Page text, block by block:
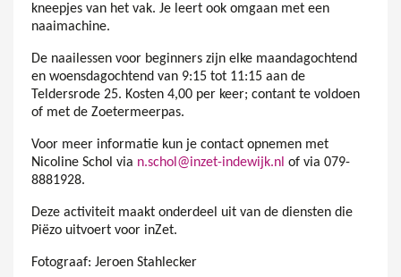
kneepjes van het vak. Je leert ook omgaan met een
naaimachine.
De naailessen voor beginners zijn elke maandagochtend
en woensdagochtend van 9:15 tot 11:15 aan de
Teldersrode 25. Kosten 4,00 per keer; contant te voldoen
of met de Zoetermeerpas.
Voor meer informatie kun je contact opnemen met
Nicoline Schol via n.schol@inzet-indewijk.nl of via 079-
8881928.
Deze activiteit maakt onderdeel uit van de diensten die
Piëzo uitvoert voor inZet.
Fotograaf: Jeroen Stahlecker